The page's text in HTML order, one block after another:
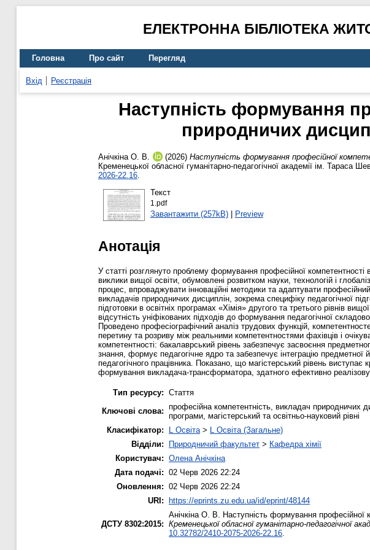
ЕЛЕКТРОННА БІБЛІОТЕКА
Головна Про сайт Перегляд
Вхід Реєстрація
Наступність формування
природничих
Анічкіна О. В. (2026) Наступність формування професійної
Кременецької обласної гуманітарно-педагогічної академії ім.
2026-22.16.
Текст
1.pdf
Завантажити (257kB)| Preview
Анотація
У статті розглянуто проблему формування професійної компетентності
виклики вищої освіти, обумовлені розвитком науки, технологій і
процес, впроваджувати інноваційні методики та адаптувати
викладачів природничих дисциплін, зокрема специфіку педагогічної
підготовки в освітніх програмах «Хімія» другого та третього рівнів
відсутність уніфікованих підходів до формування педагогічної
Проведено професіографічний аналіз трудових функцій,
перетину та розриву між реальними компетентностями фахівців і
компетентності: бакалаврський рівень забезпечує засвоєння
знання, формує педагогічне ядро та забезпечує інтеграцію предметної
педагогічного працівника. Показано, що магістерський рівень
формування викладача-трансформатора, здатного ефективно
Тип ресурсу: Стаття
Ключові слова: професійна компетентність, викладач природничих
програми, магістерський та освітньо-науковий рівні
Класифікатор:
L Освіта > L Освіта (Загальне)
Відділи:
Природничий факультет > Кафедра хімії
Користувач: Олена Анічкіна
Дата подачі: 02 Черв 2026 22:24
Оновлення: 02 Черв 2026 22:24
URI: https://eprints.zu.edu.ua/id/eprint/48144
ДСТУ 8302:2015:
Анічкіна О. В. Наступність формування професійної
Кременецької обласної гуманітарно-педагогічної
10.32782/2410-2075-2026-22.16